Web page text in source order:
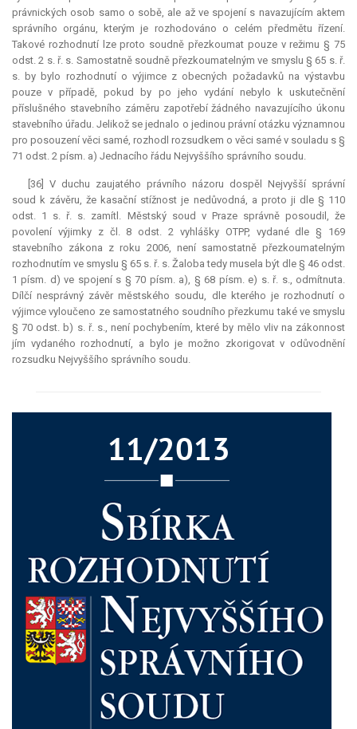
právnických osob samo o sobě, ale až ve spojení s navazujícím aktem
správního orgánu, kterým je rozhodováno o celém předmětu řízení.
Takové rozhodnutí lze proto soudně přezkoumat pouze v režimu § 75
odst. 2 s. ř. s. Samostatně soudně přezkoumatelným ve smyslu § 65 s. ř.
s. by bylo rozhodnutí o výjimce z obecných požadavků na výstavbu
pouze v případě, pokud by po jeho vydání nebylo k uskutečnění
příslušného stavebního záměru zapotřebí žádného navazujícího úkonu
stavebního úřadu. Jelikož se jednalo o jedinou právní otázku významnou
pro posouzení věci samé, rozhodl rozsudkem o věci samé v souladu s §
71 odst. 2 písm. a) Jednacího řádu Nejvyššího správního soudu.
[36] V duchu zaujatého právního názoru dospěl Nejvyšší správní
soud k závěru, že kasační stížnost je nedůvodná, a proto ji dle § 110
odst. 1 s. ř. s. zamítl. Městský soud v Praze správně posoudil, že
povolení výjimky z čl. 8 odst. 2 vyhlášky OTPP, vydané dle § 169
stavebního zákona z roku 2006, není samostatně přezkoumatelným
rozhodnutím ve smyslu § 65 s. ř. s. Žaloba tedy musela být dle § 46 odst.
1 písm. d) ve spojení s § 70 písm. a), § 68 písm. e) s. ř. s., odmítnuta.
Dílčí nesprávný závěr městského soudu, dle kterého je rozhodnutí o
výjimce vyloučeno ze samostatného soudního přezkumu také ve smyslu
§ 70 odst. b) s. ř. s., není pochybením, které by mělo vliv na zákonnost
jím vydaného rozhodnutí, a bylo je možno zkorigovat v odůvodnění
rozsudku Nejvyššího správního soudu.